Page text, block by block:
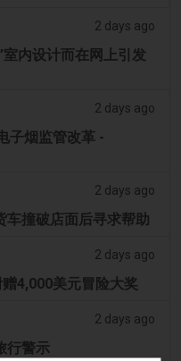
2 days ago
室内设计而在网上引发
2 days ago
子烟监管改革 -
2 days ago
车撞破店面后寻求帮助
2 days ago
4,000美元冒险大奖
2 days ago
行警示